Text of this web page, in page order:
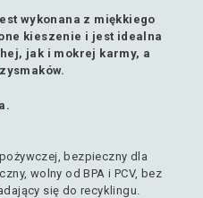
wykonana z miękkiego
kieszenie i jest idealna
jak i mokrej karmy, a
bezpieczny dla
wolny od BPA i PCV, bez
się do recyklingu.